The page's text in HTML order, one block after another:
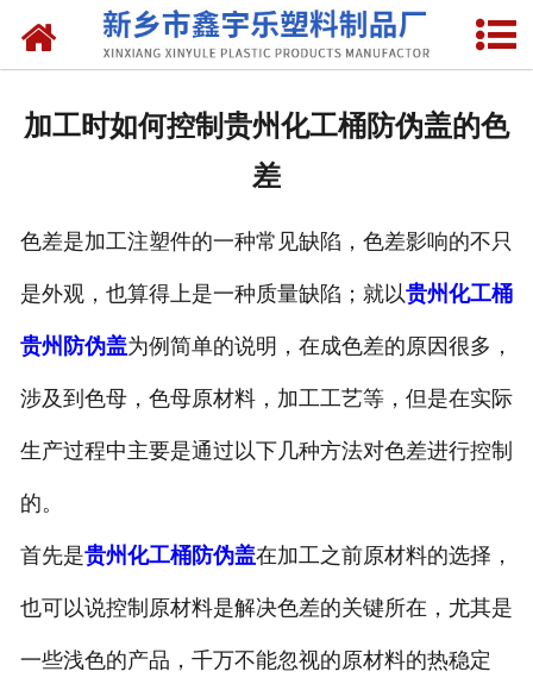
网站首页
联系我们
加工时如何控制贵州化工桶防伪盖的色
差
色差是加工注塑件的一种常见缺陷，色差影响的不只
是外观，也算得上是一种质量缺陷；就以贵州化工桶
贵州防伪盖为例简单的说明，在成色差的原因很多，
涉及到色母，色母原材料，加工工艺等，但是在实际
生产过程中主要是通过以下几种方法对色差进行控制
的。
首先是贵州化工桶防伪盖在加工之前原材料的选择，
也可以说控制原材料是解决色差的关键所在，尤其是
一些浅色的产品，千万不能忽视的原材料的热稳定